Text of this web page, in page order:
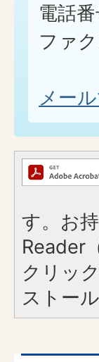
電話
ファ
メー
す。お
Reader
クリッ
ストー